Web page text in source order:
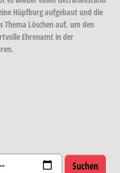
Hüpfburg aufgebaut und die
Thema Löschen auf, um den
Ehrenamt in der